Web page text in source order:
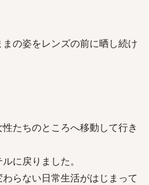
の姿をレンズの前に晒し続け
たちのところへ移動して行き
に戻りました。
らない日常生活がはじまって